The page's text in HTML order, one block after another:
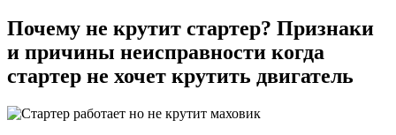
Почему не крутит стартер? Признаки
и причины неисправности когда
стартер не хочет крутить двигатель